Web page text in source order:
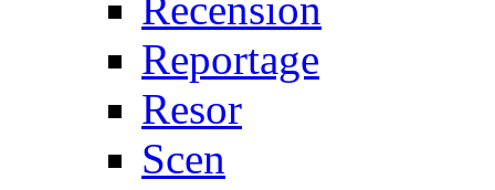
Reportage
Resor
Scen